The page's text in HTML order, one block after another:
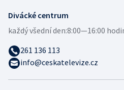
Divácké centrum
každý všední den:8:00—16:00
261 136 113
info@ceskatelevize.cz